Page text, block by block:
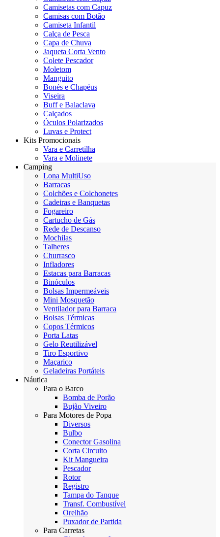
Camisetas com Capuz
Camisas com Botão
Camiseta Infantil
Calça de Pesca
Capa de Chuva
Jaqueta Corta Vento
Colete Pescador
Moletom
Manguito
Bonés e Chapéus
Viseira
Buff e Balaclava
Calçados
Óculos Polarizados
Luvas e Protect
Kits Promocionais
Vara e Carretilha
Vara e Molinete
Camping
Lona MultiUso
Barracas
Colchões e Colchonetes
Cadeiras e Banquetas
Fogareiro
Cartucho de Gás
Rede de Descanso
Mochilas
Talheres
Churrasco
Infladores
Estacas para Barracas
Binóculos
Bolsas Impermeáveis
Mini Mosquetão
Ventilador para Barraca
Bolsas Térmicas
Copos Térmicos
Porta Latas
Gelo Reutilizável
Tiro Esportivo
Maçarico
Geladeiras Portáteis
Náutica
Para o Barco
Bomba de Porão
Bujão Viveiro
Para Motores de Popa
Diversos
Bulbo
Conector Gasolina
Corta Circuito
Kit Mangueira
Pescador
Rotor
Registro
Tampa do Tanque
Transf. Combustível
Orelhão
Puxador de Partida
Para Carretas